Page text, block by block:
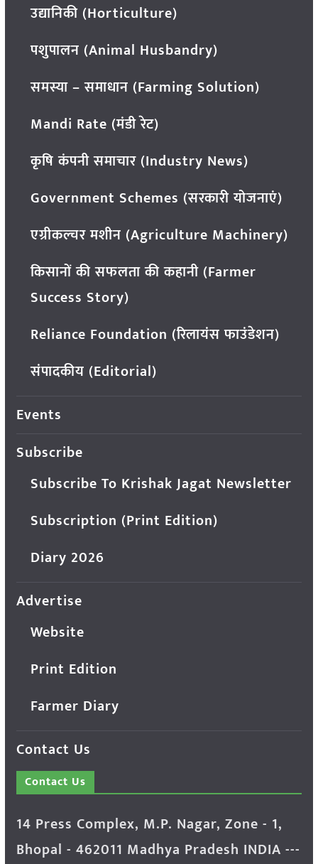
उद्यानिकी (Horticulture)
पशुपालन (Animal Husbandry)
समस्या – समाधान (Farming Solution)
Mandi Rate (मंडी रेट)
कृषि कंपनी समाचार (Industry News)
Government Schemes (सरकारी योजनाएं)
एग्रीकल्चर मशीन (Agriculture Machinery)
किसानों की सफलता की कहानी (Farmer
Success Story)
Reliance Foundation (रिलायंस फाउंडेशन)
संपादकीय (Editorial)
Events
Subscribe
Subscribe To Krishak Jagat Newsletter
Subscription (Print Edition)
Diary 2026
Advertise
Website
Print Edition
Farmer Diary
Contact Us
Contact Us
14 Press Complex, M.P. Nagar, Zone - 1,
Bhopal - 462011 Madhya Pradesh INDIA ---